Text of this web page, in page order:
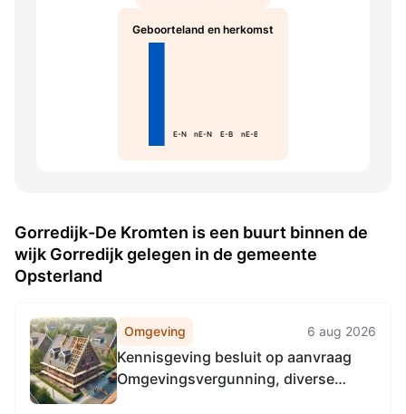
Geboorteland en herkomst
NL-N
E-N nE-N E-B nE-B
Gorredijk-De Kromten is een buurt binnen de
wijk Gorredijk gelegen in de gemeente
Opsterland
Omgeving 6 aug 2026
Kennisgeving besluit op aanvraag
Omgevingsvergunning, diverse